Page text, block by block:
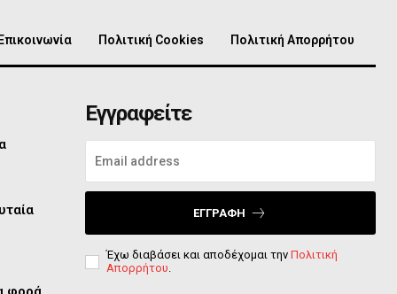
Πολιτική Cookies Πολιτική Απορρήτου
Εγγραφείτε
ΕΓΓΡΑΦΉ
Έχω διαβάσει και αποδέχομαι την Πολιτική
Απορρήτου.